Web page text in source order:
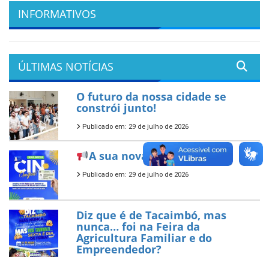
INFORMATIVOS
ÚLTIMAS NOTÍCIAS
O futuro da nossa cidade se
constrói junto!
Publicado em: 29 de julho de 2026
A sua nova CIN já chegou!
Publicado em: 29 de julho de 2026
Diz que é de Tacaimbó, mas
nunca… foi na Feira da
Agricultura Familiar e do
Empreendedor?